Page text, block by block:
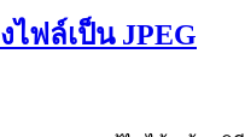
ฟล์เป็น JPEG